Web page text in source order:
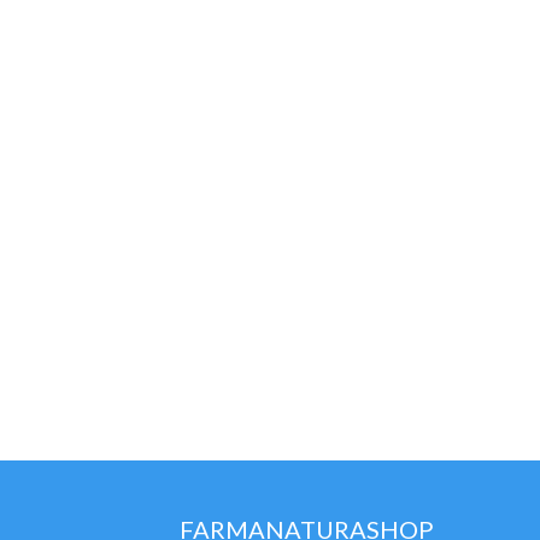
FARMANATURASHOP